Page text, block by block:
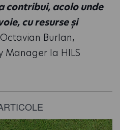
contribui, acolo unde
cu resurse și
Octavian Burlan,
Manager la HILS